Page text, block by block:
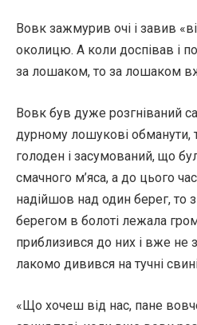
Вовк зажмурив очі і завив
околицю. А коли доспівав і
за лошаком, то за лошаком
Вовк був дуже розгніваний
дурному лошукові обманути,
голоден і засумований, що
смачного м’яса, а до цього
надійшов над один берег, то
берегом в болоті лежала
приблизився до них і вже не
лакомо дивився на тучні
«Що хочеш від нас, пане